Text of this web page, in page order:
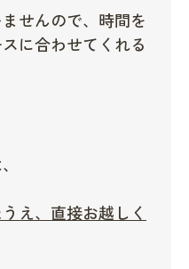
せんので、時間を
に合わせてくれる
え、直接お越しく